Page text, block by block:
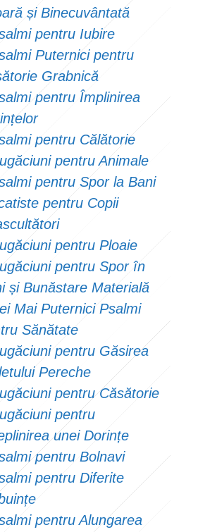
și Binecuvântată
pentru Iubire
Puternici pentru
Grabnică
pentru Împlinirea
pentru Călătorie
pentru Animale
pentru Spor la Bani
pentru Copii
pentru Ploaie
pentru Spor în
și Bunăstare Materială
Mai Puternici Psalmi
Sănătate
pentru Găsirea
Pereche
pentru Căsătorie
pentru
unei Dorințe
pentru Bolnavi
pentru Diferite
pentru Alungarea